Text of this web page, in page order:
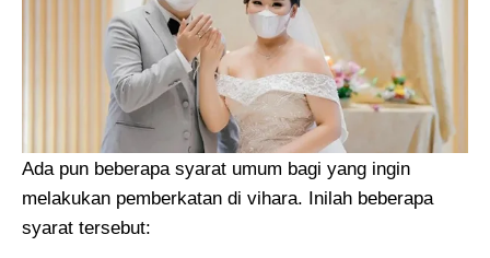
Ada pun beberapa syarat umum bagi yang ingin
melakukan pemberkatan di vihara. Inilah beberapa
syarat tersebut: